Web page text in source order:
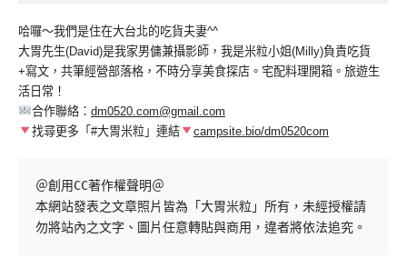
哈囉～我們是住在大台北的吃貨夫妻^^
大胃先生(David)是我家男傭兼攝影師，我是米粒小姐(Milly)負責吃貨
+寫文，共筆經營部落格，不時分享美食探店。宅配料理開箱。旅遊生
活日常！
合作聯絡： dm0520.com@gmail.com
找尋更多「#大胃米粒」連結
campsite.bio/dm0520com
＠創用CC著作權聲明＠
本網站發表之文章照片皆為「大胃米粒」所有，未經授權請
勿將站內之文字、圖片任意轉貼與商用，違者將依法追究。